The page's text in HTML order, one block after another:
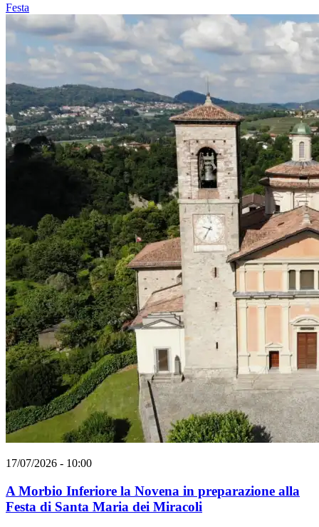
Festa
17/07/2026 - 10:00
A Morbio Inferiore la Novena in preparazione alla
Festa di Santa Maria dei Miracoli